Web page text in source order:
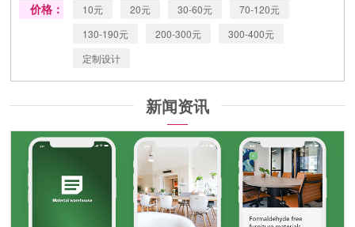
价格： 10元 20元 30-60元
70-120元
130-190元
200-300元
300-400元
定制设计
新闻资讯